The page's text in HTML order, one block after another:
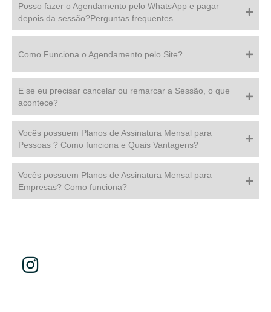
Posso fazer o Agendamento pelo WhatsApp e pagar
depois da sessão?Perguntas frequentes
Como Funciona o Agendamento pelo Site?
E se eu precisar cancelar ou remarcar a Sessão, o que
acontece?
Vocês possuem Planos de Assinatura Mensal para
Pessoas ? Como funciona e Quais Vantagens?
Vocês possuem Planos de Assinatura Mensal para
Empresas? Como funciona?